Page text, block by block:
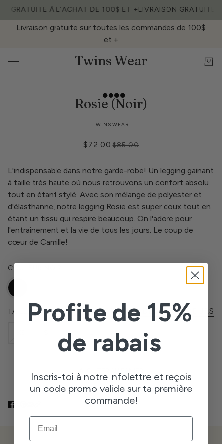
GRATUITE À L'ACHAT DE 100$ ET +LIVRAISON GRATUITE
Livraison gratuite sur toutes les commandes de 100$
et +
Twins Wear
Rosie (Noir)
TWINS WEAR
$72.00 $85.00
L'indispensable dans notre garde-robe! Un legging gainant
à taille très haute où nous retrouvons un confort absolu
tout en étant stylé. Avec son mélange de polyester et
d'élasthanne, notre legging Rosie est super doux tout en
étant un tissu qui respire beaucoup. On l'adore pour
l'entrainement et la vie de tous les jours. Le coup de
cœur de Camille!
COULEUR
TAILLE CHARTE DES GRANDEURS
M XL
Profite de 15%
de rabais
Inscris-toi à notre infolettre et reçois
un code promo valide sur ta première
commande!
EMAIL